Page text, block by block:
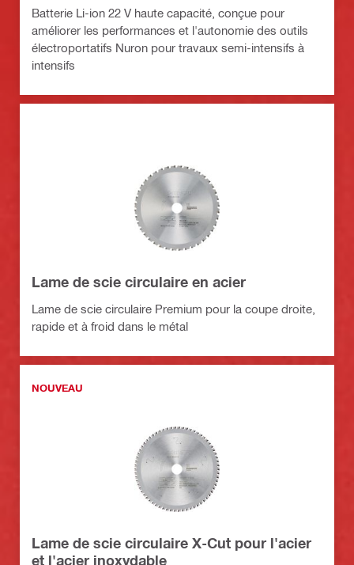
Batterie Li-ion 22 V haute capacité, conçue pour
améliorer les performances et l'autonomie des outils
électroportatifs Nuron pour travaux semi-intensifs à
intensifs
Lame de scie circulaire en acier
Lame de scie circulaire Premium pour la coupe droite,
rapide et à froid dans le métal
NOUVEAU
Lame de scie circulaire X-Cut pour l'acier
et l'acier inoxydable